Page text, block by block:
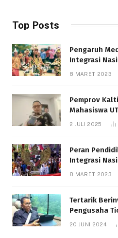
Top Posts
Pengaruh
Integrasi
8 MARET 2023
Pemprov
Mahasiswa
Bantuan
2 JULI 2025
Peran
Integrasi
8 MARET 2023
Tertarik
Pengusaha
1.000 Hektare
20 JUNI 2024